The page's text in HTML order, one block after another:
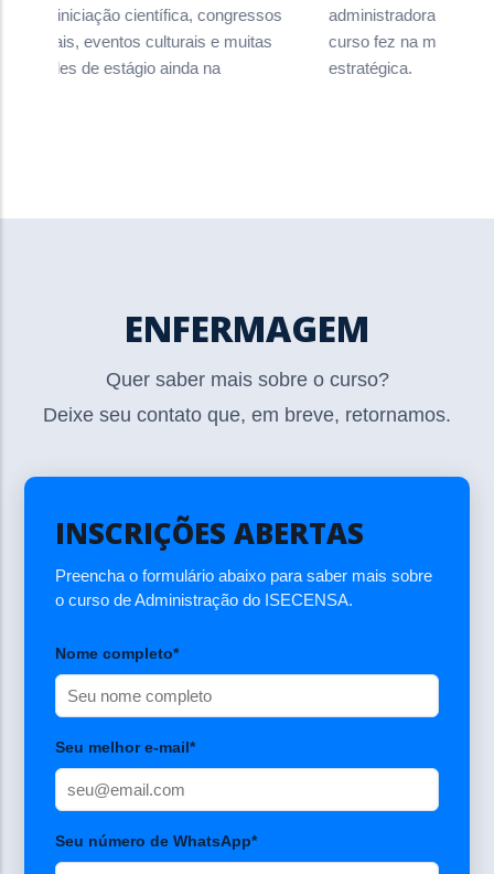
à iniciação científica, congressos
eventos culturais e muitas
de estágio ainda na
administradora,
curso fez na minha
estratégica.
ENFERMAGEM
Quer saber mais sobre o curso?
Deixe seu contato que, em breve, retornamos.
INSCRIÇÕES ABERTAS
Preencha o formulário abaixo para saber mais sobre
o curso de Administração do ISECENSA.
Nome completo*
Seu melhor e-mail*
Seu número de WhatsApp*